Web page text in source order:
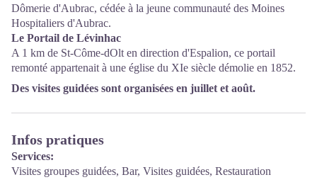
Dômerie d'Aubrac, cédée à la jeune communauté des Moines
Hospitaliers d'Aubrac.
Le Portail de Lévinhac
A 1 km de St-Côme-dOlt en direction d'Espalion, ce portail
remonté appartenait à une église du XIe siècle démolie en 1852.
Des visites guidées sont organisées en juillet et août.
Infos pratiques
Services:
Visites groupes guidées, Bar, Visites guidées, Restauration